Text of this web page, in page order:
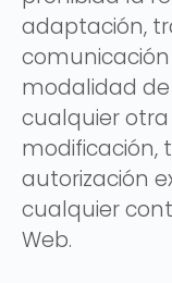
adaptación,
modalidad de
cualquier
modificación,
autorización
cualquier
Web.